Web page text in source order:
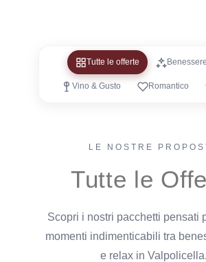
Tutte le offerte
Vino & Gusto Romantico
LE NOSTRE
Tutte le
Scopri i nostri pacchetti pensati
momenti indimenticabili tra
e relax in Valpolicella.